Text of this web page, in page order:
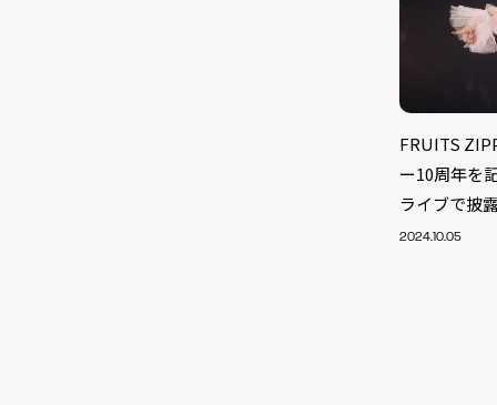
FRUITS
ー10周年を
ライブで披
2024.10.05